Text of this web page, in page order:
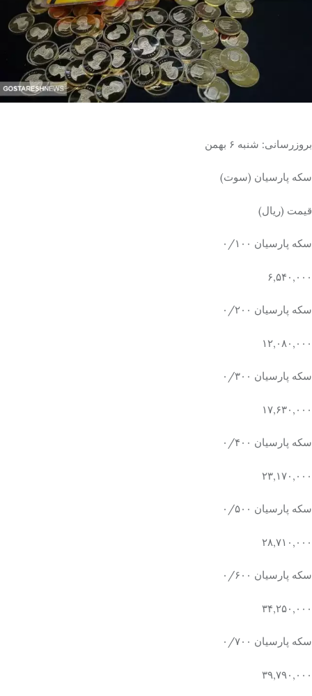
تک کده
پایگاه خبری آبان
خرید موتور ایمپلنت
بروزرسانی: شنبه ۶ بهمن
سکه پارسیان (سوت)
قیمت (ریال)
سکه پارسیان ۰/۱۰۰
۶,۵۴۰,۰۰۰
سکه پارسیان ۰/۲۰۰
۱۲,۰۸۰,۰۰۰
سکه پارسیان ۰/۳۰۰
۱۷,۶۳۰,۰۰۰
سکه پارسیان ۰/۴۰۰
۲۳,۱۷۰,۰۰۰
سکه پارسیان ۰/۵۰۰
۲۸,۷۱۰,۰۰۰
سکه پارسیان ۰/۶۰۰
۳۴,۲۵۰,۰۰۰
سکه پارسیان ۰/۷۰۰
۳۹,۷۹۰,۰۰۰